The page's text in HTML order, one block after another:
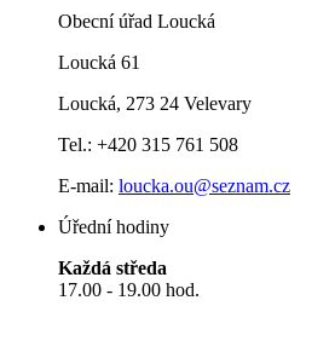
Obecní úřad Loucká
Loucká 61
Loucká, 273 24 Velevary
Tel.: +420 315 761 508
E-mail: loucka.ou@seznam.cz
Úřední hodiny
Každá středa
17.00 - 19.00 hod.